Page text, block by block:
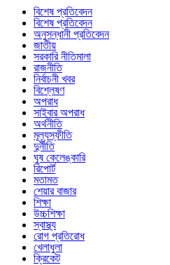
বিশেষ প্রতিবেদন
বিশেষ প্রতিবেদন
অনুসন্ধানী প্রতিবেদন
জাতীয়
সরকারি নীতিমালা
রাজনীতি
নির্বাচনী খবর
বিশ্লেষণ
অপরাধ
সাইবার অপরাধ
অর্থনীতি
মূল্যস্ফীতি
দুর্নীতি
ঘুষ কেলেঙ্কারি
রিপোর্ট
মতামত
শেয়ার বাজার
শিক্ষা
উচ্চশিক্ষা
স্বাস্থ্য
রোগ প্রতিরোধ
খেলাধুলা
ক্রিকেট